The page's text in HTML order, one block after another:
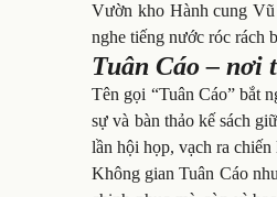
Vườn kho Hành cung Vũ
nghe tiếng nước róc rách
Tuân Cáo – nơi
Tên gọi “Tuân Cáo” bắt
sự và bàn thảo kế sách
lần hội họp, vạch ra
Không gian Tuân Cáo